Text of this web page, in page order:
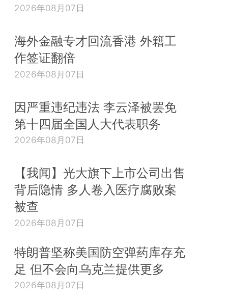
2026年08月07日
海外金融专才回流香港 外籍工
作签证翻倍
2026年08月07日
因严重违纪违法 李云泽被罢免
第十四届全国人大代表职务
2026年08月07日
【我闻】光大旗下上市公司出售
背后隐情 多人卷入医疗腐败案
被查
2026年08月07日
特朗普坚称美国防空弹药库存充
足 但不会向乌克兰提供更多
2026年08月07日